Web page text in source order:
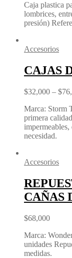
Caja plastica
lombrices,
presión)
Accesorios
CAJAS
$32,000 – $
Marca: Storm
primera
impermeables,
necesidad.
Accesorios
CAÑAS
$68,000
Marca:
unidades
medidas.